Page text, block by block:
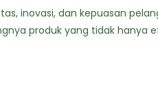
inovasi, dan kepuasan
produk yang tidak hanya